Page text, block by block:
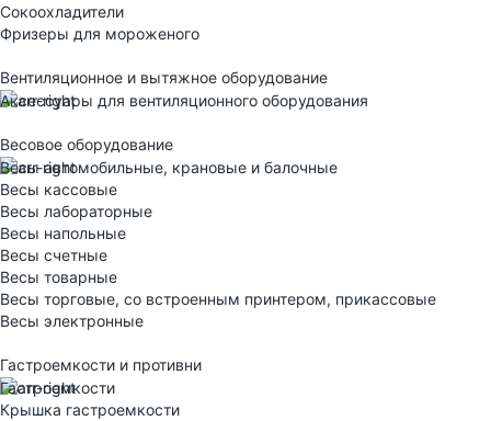
Сокоохладители
Фризеры для мороженого
Вентиляционное и вытяжное оборудование
Аксессуары для вентиляционного оборудования
Весовое оборудование
Весы автомобильные, крановые и балочные
Весы кассовые
Весы лабораторные
Весы напольные
Весы счетные
Весы товарные
Весы торговые, со встроенным принтером, прикассовые
Весы электронные
Гастроемкости и противни
Гастроемкости
Крышка гастроемкости